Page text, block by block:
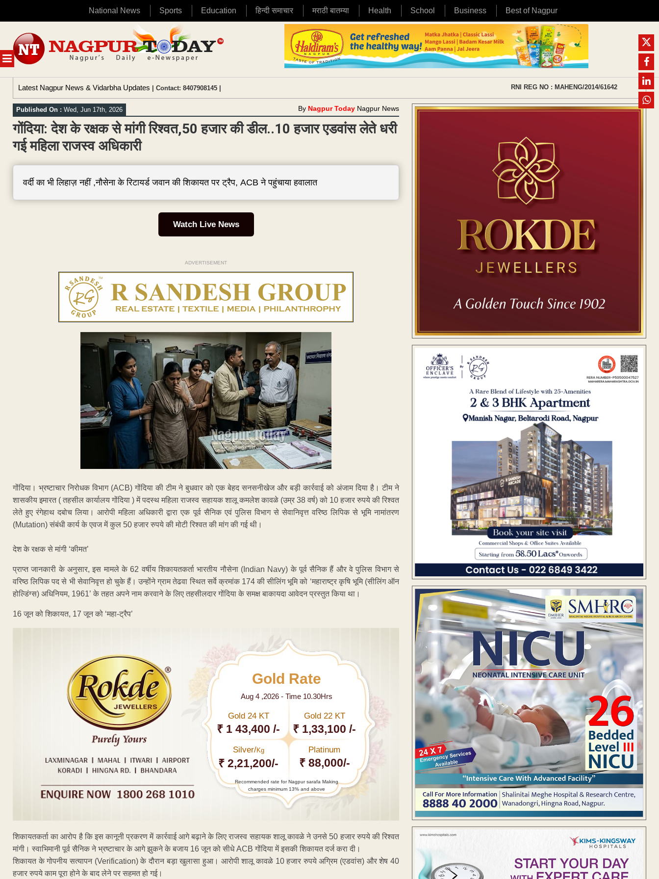
National News Sports Education हिन्दी समाचार मराठी बातम्या Health School Business Best of Nagpur
MENU
content
Latest Nagpur News & Vidarbha Updates | Contact: 8407908145 | RNI REG NO : MAHENG/2014/61642
Published On : Wed, Jun 17th, 2026 By Nagpur Today Nagpur News
गोंदिया: देश के रक्षक से मांगी रिश्वत,50 हजार की डील..10 हजार एडवांस लेते धरी
गई महिला राजस्व अधिकारी
वर्दी का भी लिहाज़ नहीं ,नौसेना के रिटायर्ड जवान की शिकायत पर ट्रैप, ACB ने पहुंचाया हवालात
Watch Live News
ADVERTISEMENT
गोंदिया। भ्रष्टाचार निरोधक विभाग (ACB) गोंदिया की टीम ने बुधवार को एक बेहद सनसनीखेज और बड़ी कार्रवाई को अंजाम दिया है। टीम ने
शासकीय इमारत ( तहसील कार्यालय गोंदिया ) में पदस्थ महिला राजस्व सहायक शालू कमलेश कावळे (उम्र 38 वर्ष) को 10 हजार रुपये की रिश्वत
लेते हुए रंगेहाथ दबोच लिया। आरोपी महिला अधिकारी द्वारा एक पूर्व सैनिक एवं पुलिस विभाग से सेवानिवृत्त वरिष्ठ लिपिक से भूमि नामांतरण
(Mutation) संबंधी कार्य के एवज में कुल 50 हजार रुपये की मोटी रिश्वत की मांग की गई थी।
देश के रक्षक से मांगी ‘कीमत’
​प्राप्त जानकारी के अनुसार, इस मामले के 62 वर्षीय शिकायतकर्ता भारतीय नौसेना (Indian Navy) के पूर्व सैनिक हैं और वे पुलिस विभाग से
वरिष्ठ लिपिक पद से भी सेवानिवृत्त हो चुके हैं। उन्होंने ग्राम तेढवा स्थित सर्वे क्रमांक 174 की सीलिंग भूमि को ‘महाराष्ट्र कृषि भूमि (सीलिंग ऑन
होल्डिंग्स) अधिनियम, 1961’ के तहत अपने नाम करवाने के लिए तहसीलदार गोंदिया के समक्ष बाकायदा आवेदन प्रस्तुत किया था।
16 जून को शिकायत, 17 जून को ‘महा-ट्रैप’
Gold Rate
Aug 4 ,2026 - Time 10.30Hrs
Gold 24 KT
₹ 1 43,400 /-
Gold 22 KT
₹ 1,33,100 /-
Silver/Kg
₹ 2,21,200/-
Platinum
₹ 88,000/-
Recommended rate for Nagpur sarafa Making
charges minimum 13% and above
शिकायतकर्ता का आरोप है कि इस कानूनी प्रकरण में कार्रवाई आगे बढ़ाने के लिए राजस्व सहायक शालू कावळे ने उनसे 50 हजार रुपये की रिश्वत
मांगी। स्वाभिमानी पूर्व सैनिक ने भ्रष्टाचार के आगे झुकने के बजाय 16 जून को सीधे ACB गोंदिया में इसकी शिकायत दर्ज करा दी।
शिकायत के गोपनीय सत्यापन (Verification) के दौरान बड़ा खुलासा हुआ। आरोपी शालू कावळे 10 हजार रुपये अग्रिम (एडवांस) और शेष 40
हजार रुपये काम पूरा होने के बाद लेने पर सहमत हो गई।